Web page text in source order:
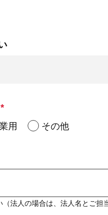
*
用 その他
法人の場合は、法人名とご担